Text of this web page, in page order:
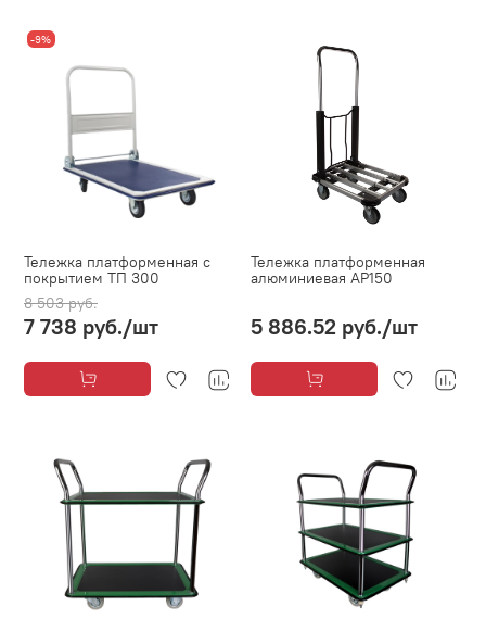
-9%
Тележка платформенная с
покрытием ТП 300
8 503 руб.
7 738 руб./шт
Тележка платформенная
алюминиевая AP150
5 886.52 руб./шт